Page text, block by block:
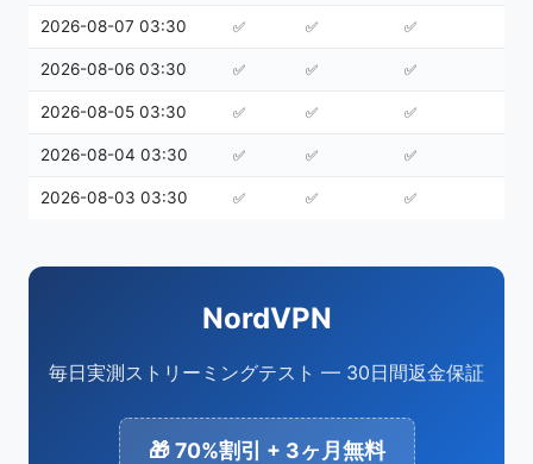
2026-08-07 03:30 ✅ ✅ ✅
2026-08-06 03:30 ✅ ✅ ✅
2026-08-05 03:30 ✅ ✅ ✅
2026-08-04 03:30 ✅ ✅ ✅
2026-08-03 03:30 ✅ ✅ ✅
NordVPN
毎日実測ストリーミングテスト — 30日間返金保証
🎁 70%割引 + 3ヶ月無料